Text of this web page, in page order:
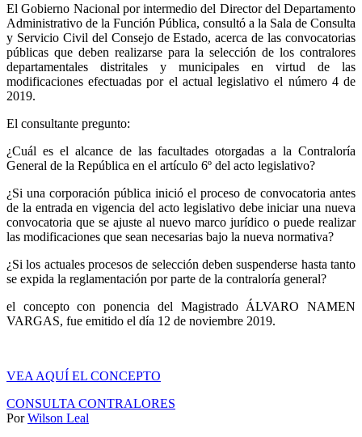
El Gobierno Nacional por intermedio del Director del Departamento
Administrativo de la Función Pública, consultó a la Sala de Consulta
y Servicio Civil del Consejo de Estado, acerca de las convocatorias
públicas que deben realizarse para la selección de los contralores
departamentales distritales y municipales en virtud de las
modificaciones efectuadas por el actual legislativo el número 4 de
2019.
El consultante pregunto:
¿Cuál es el alcance de las facultades otorgadas a la Contraloría
General de la República en el artículo 6º del acto legislativo?
¿Si una corporación pública inició el proceso de convocatoria antes
de la entrada en vigencia del acto legislativo debe iniciar una nueva
convocatoria que se ajuste al nuevo marco jurídico o puede realizar
las modificaciones que sean necesarias bajo la nueva normativa?
¿Si los actuales procesos de selección deben suspenderse hasta tanto
se expida la reglamentación por parte de la contraloría general?
el concepto con ponencia del Magistrado ÁLVARO NAMEN
VARGAS, fue emitido el día 12 de noviembre 2019.
VEA AQUÍ EL CONCEPTO
CONSULTA CONTRALORES
PorWilson Leal